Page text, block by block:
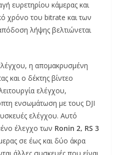
ευρετηρίου κάμερας και
χρόνο του bitrate και των
λήψης βελτιώνεται
η απομακρυσμένη
και ο δέκτης βίντεο
ελέγχου,
ενσωμάτωση με τους DJI
ελέγχου. Αυτό
έλεγχο των Ronin 2, RS 3
σε έως και δύο άκρα